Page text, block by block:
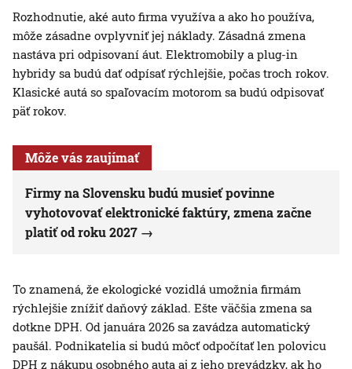
Rozhodnutie, aké auto firma využíva a ako ho používa,
môže zásadne ovplyvniť jej náklady. Zásadná zmena
nastáva pri odpisovaní áut. Elektromobily a plug-in
hybridy sa budú dať odpísať rýchlejšie, počas troch rokov.
Klasické autá so spaľovacím motorom sa budú odpisovať
päť rokov.
Môže vás zaujímať
Firmy na Slovensku budú musieť povinne
vyhotovovať elektronické faktúry, zmena začne
platiť od roku 2027
To znamená, že ekologické vozidlá umožnia firmám
rýchlejšie znížiť daňový základ. Ešte väčšia zmena sa
dotkne DPH. Od januára 2026 sa zavádza automatický
paušál. Podnikatelia si budú môcť odpočítať len polovicu
DPH z nákupu osobného auta aj z jeho prevádzky, ak ho